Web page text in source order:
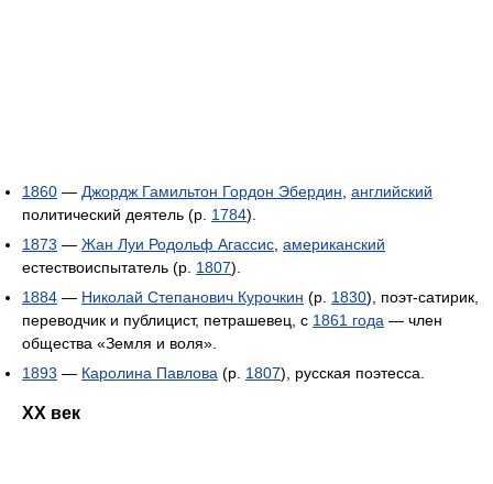
1860 — Джордж Гамильтон Гордон Эбердин английский
политический деятель (р. 1784).
1873 — Жан Луи Родольф Агассис американский
естествоиспытатель (р. 1807).
1884 — Николай Степанович Курочкин (р. 1830), поэт-сатирик,
переводчик и публицист, петрашевец, с 1861 года — член
общества «Земля и воля».
1893 — Каролина Павлова (р. 1807), русская поэтесса.
XX век